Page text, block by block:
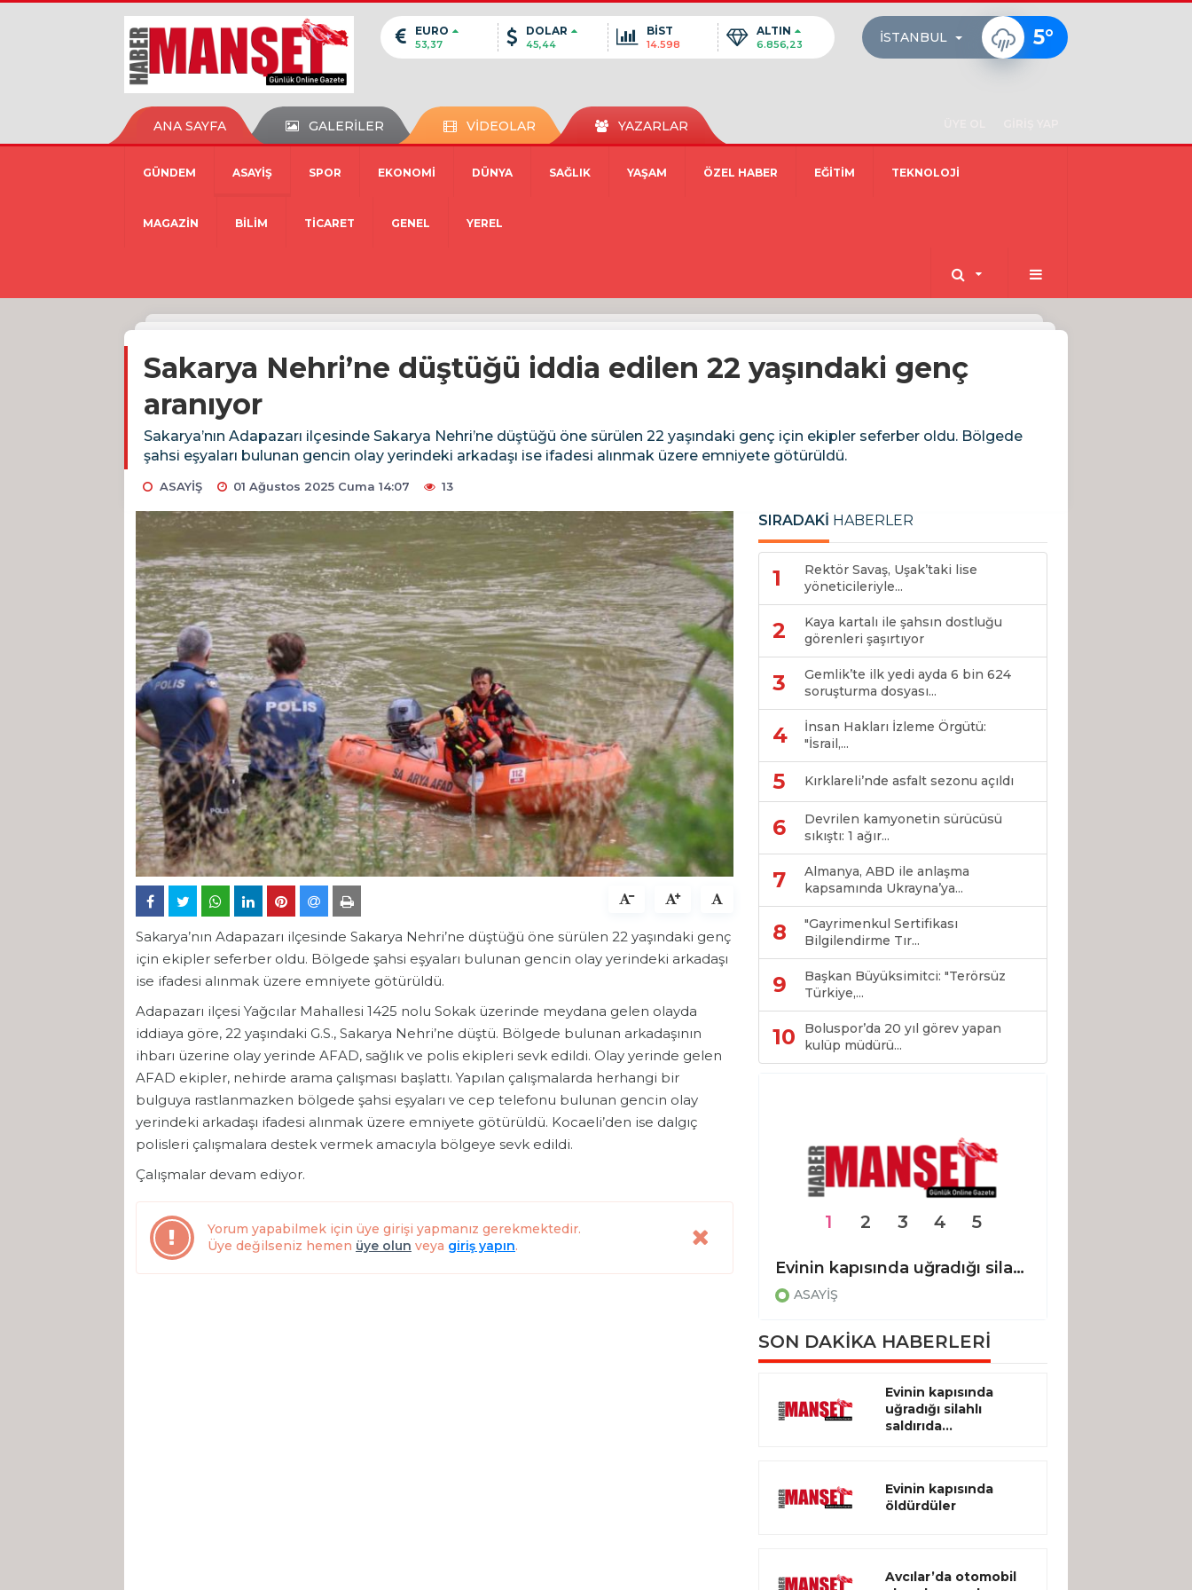
EURO
53,37
DOLAR
45,44
BİST
14.598
ALTIN
6.856,23 İSTANBUL 5°
ANA SAYFA GALERİLER VİDEOLAR YAZARLAR
GÜNDEM ASAYİŞ SPOR EKONOMİ DÜNYA SAĞLIK YAŞAM ÖZEL HABER EĞİTİM TEKNOLOJİ
MAGAZİN BİLİM TİCARET GENEL YEREL
Sakarya Nehri’ne düştüğü iddia edilen 22 yaşındaki genç
aranıyor
Sakarya’nın Adapazarı ilçesinde Sakarya Nehri’ne düştüğü öne sürülen 22 yaşındaki genç için ekipler seferber oldu. Bölgede
şahsi eşyaları bulunan gencin olay yerindeki arkadaşı ise ifadesi alınmak üzere emniyete götürüldü.
ASAYİŞ 01 Ağustos 2025 Cuma 14:07 13
Sakarya’nın Adapazarı ilçesinde Sakarya Nehri’ne düştüğü öne sürülen 22 yaşındaki genç
için ekipler seferber oldu. Bölgede şahsi eşyaları bulunan gencin olay yerindeki arkadaşı
ise ifadesi alınmak üzere emniyete götürüldü.
Adapazarı ilçesi Yağcılar Mahallesi 1425 nolu Sokak üzerinde meydana gelen olayda
iddiaya göre, 22 yaşındaki G.S., Sakarya Nehri’ne düştü. Bölgede bulunan arkadaşının
ihbarı üzerine olay yerinde AFAD, sağlık ve polis ekipleri sevk edildi. Olay yerinde gelen
AFAD ekipler, nehirde arama çalışması başlattı. Yapılan çalışmalarda herhangi bir
bulguya rastlanmazken bölgede şahsi eşyaları ve cep telefonu bulunan gencin olay
yerindeki arkadaşı ifadesi alınmak üzere emniyete götürüldü. Kocaeli’den ise dalgıç
polisleri çalışmalara destek vermek amacıyla bölgeye sevk edildi.
Çalışmalar devam ediyor.
Yorum yapabilmek için üye girişi yapmanız gerekmektedir.
Üye değilseniz hemen üye olun veya giriş yapın.
SIRADAKİ HABERLER
1
Rektör Savaş, Uşak’taki lise
yöneticileriyle...
2
Kaya kartalı ile şahsın dostluğu
görenleri şaşırtıyor
3
Gemlik’te ilk yedi ayda 6 bin 624
soruşturma dosyası...
4
İnsan Hakları İzleme Örgütü:
"İsrail,...
5 Kırklareli’nde asfalt sezonu açıldı
6
Devrilen kamyonetin sürücüsü
sıkıştı: 1 ağır...
7
Almanya, ABD ile anlaşma
kapsamında Ukrayna’ya...
8
"Gayrimenkul Sertifikası
Bilgilendirme Tır...
9
Başkan Büyüksimitci: "Terörsüz
Türkiye,...
10
Boluspor’da 20 yıl görev yapan
kulüp müdürü...
Evinin kapısında uğradığı silahlı saldırıda hayatını kaybetti
ASAYİŞ
1 2 3 4 5
SON DAKİKA HABERLERİ
Evinin kapısında
uğradığı silahlı
saldırıda...
Evinin kapısında
öldürdüler
Avcılar’da otomobil